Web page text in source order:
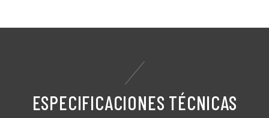
ESPECIFICACIONES TÉCNICAS